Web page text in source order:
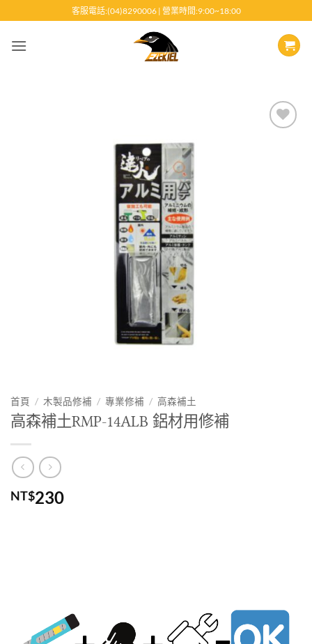
至
客服電話:(04)8290006 | 營業時間:9:00~18:00
首頁 / 木製品修補 / 專業修補 / 高森補土
高森補土RMP-14ALB 鋁材用修補
NT$230